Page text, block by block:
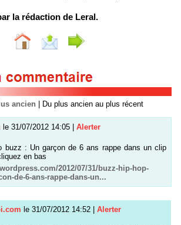
la rédaction de Leral.
ancien | Du plus ancien au plus récent
le 31/07/2012 14:05 | Alerter
buzz : Un garçon de 6 ans rappe dans un clip
en bas
2012/07/31/buzz-hip-hop-
de-6-ans-rappe-dans-un...
le 31/07/2012 14:52 Alerter